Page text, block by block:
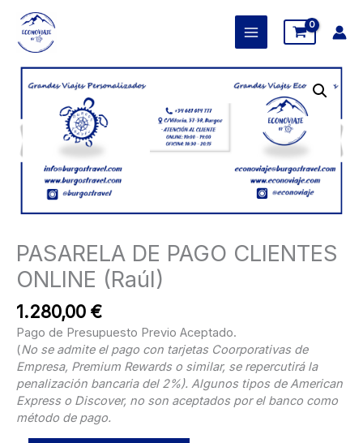
contenido
PASARELA DE PAGO CLIENTES
ONLINE (Raúl)
1.280,00 €
Pago de Presupuesto Previo Aceptado.
(No se admite el pago con tarjetas Coorporativas de
Empresa, Premium Rewards o similar, se repercutirá la
penalización bancaria del 2%). Algunos tipos de American
Express o Discover, no son aceptados por el banco como
método de pago.
PASARELA
DE
CLIENTES
ONLINE
(Raúl)
cantidad